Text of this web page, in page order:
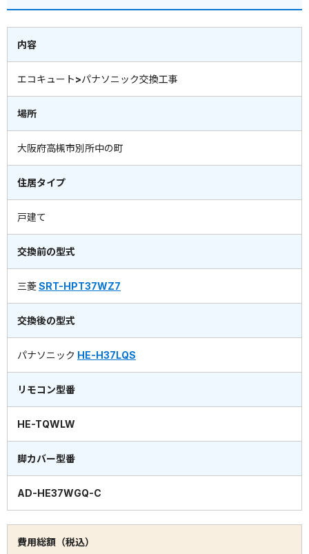
内容
エコキュート>パナソニック交換工事
場所
大阪府高槻市別所中の町
住居タイプ
戸建て
交換前の型式
三菱SRT-HPT37WZ7
交換後の型式
パナソニック HE-H37LQS
リモコン型番
HE-TQWLW
脚カバー型番
AD-HE37WGQ-C
費用総額（税込）